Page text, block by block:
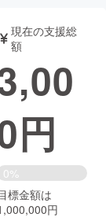
音楽
ゲーム・サ
書籍・雑誌
チャレンジ
現在の支援総
額
円
0%
標金額は
円